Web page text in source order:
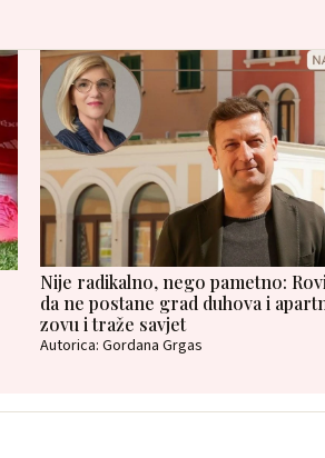
Nije radikalno, nego pametno:
da ne postane grad duhova i
zovu i traže savjet
Autorica: Gordana Grgas